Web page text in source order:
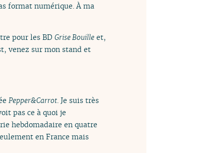
format numérique. À ma
pour les BD Grise Bouille et,
venez sur mon stand et
Pepper&Carrot. Je suis très
pas ce à quoi je
hebdomadaire en quatre
en France mais